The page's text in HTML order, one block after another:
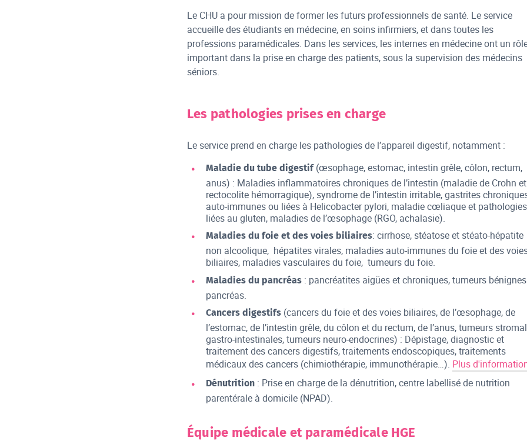
Le CHU a pour mission de former les futurs professionnels de santé. Le service
accueille des étudiants en médecine, en soins infirmiers, et dans toutes les
professions paramédicales. Dans les services, les internes en médecine ont un
important dans la prise en charge des patients, sous la supervision des médecins
séniors.
Les pathologies prises en charge
Le service prend en charge les pathologies de l’appareil digestif, notamment :
Maladie du tube digestif (œsophage, estomac, intestin grêle, côlon, rectum,
anus) : Maladies inflammatoires chroniques de l’intestin (maladie de Crohn et
rectocolite hémorragique), syndrome de l’intestin irritable, gastrites
auto-immunes ou liées à Helicobacter pylori, maladie cœliaque et pathologies
liées au gluten, maladies de l’œsophage (RGO, achalasie).
Maladies du foie et des voies biliaires: cirrhose, stéatose et stéato-hépatite
non alcoolique, hépatites virales, maladies auto-immunes du foie et des
biliaires, maladies vasculaires du foie, tumeurs du foie.
Maladies du pancréas: pancréatites aigües et chroniques, tumeurs
pancréas.
Cancers digestifs(cancers du foie et des voies biliaires, de l’œsophage, de
l’estomac, de l’intestin grêle, du côlon et du rectum, de l’anus, tumeurs
gastro-intestinales, tumeurs neuro-endocrines) : Dépistage, diagnostic et
traitement des cancers digestifs, traitements endoscopiques, traitements
médicaux des cancers (chimiothérapie, immunothérapie…). Plus
Dénutrition : Prise en charge de la dénutrition, centre labellisé de nutrition
parentérale à domicile (NPAD).
Équipe médicale et paramédicale HGE